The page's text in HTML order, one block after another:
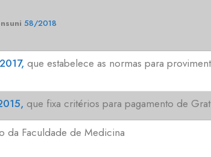
58/2018
que estabelece as normas para
que fixa critérios para pagamento de
da Faculdade de Medicina